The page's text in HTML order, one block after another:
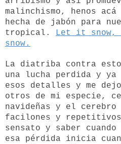
malinchismo, henos
hecha de jabón para
tropical.
Let it
snow.
La diatriba contra
una lucha perdida y ya
esos detalles y me
otros de mi especie,
navideñas y el cerebro
facilones y
sensato y saber
esa pérdida inicia